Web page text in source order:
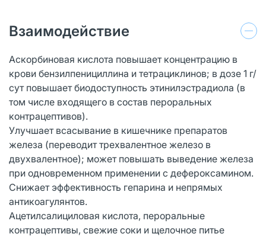
Взаимодействие
Аскорбиновая кислота повышает концентрацию в
крови бензилпенициллина и тетрациклинов; в дозе 1 г/
сут повышает биодоступность этинилэстрадиола (в
том числе входящего в состав пероральных
контрацептивов).
Улучшает всасывание в кишечнике препаратов
железа (переводит трехвалентное железо в
двухвалентное); может повышать выведение железа
при одновременном применении с дефероксамином.
Снижает эффективность гепарина и непрямых
антикоагулянтов.
Ацетилсалициловая кислота, пероральные
контрацептивы, свежие соки и щелочное питье